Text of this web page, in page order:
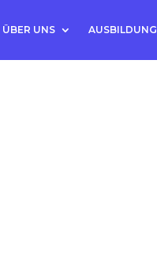
ÜBER UNS AUSBILDUNG